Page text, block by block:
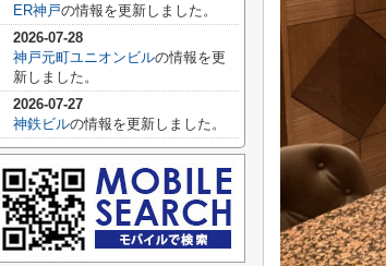
ER神戸の情報を更新しました。
2026-07-28
神戸元町ユニオンビルの情報を更
新しました。
2026-07-27
神鉄ビルの情報を更新しました。